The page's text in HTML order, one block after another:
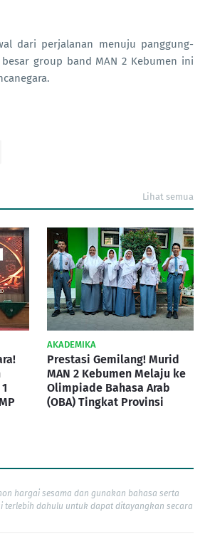
dari perjalanan menuju panggung-
group band MAN 2 Kebumen ini
Lihat semua
AKADEMIKA
Prestasi Gemilang! Murid
MAN 2 Kebumen Melaju ke
Olimpiade Bahasa Arab
(OBA) Tingkat Provinsi
hargai sesama dan gunakan bahasa serta
terlebih dahulu untuk dapat ditayangkan secara